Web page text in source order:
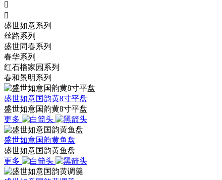


盛世如意系列
丝路系列
盛世同春系列
春华系列
红石榴家园系列
春和景明系列
盛世如意国韵黄8寸平盘
盛世如意国韵黄8寸平盘
更多
盛世如意国韵黄鱼盘
盛世如意国韵黄鱼盘
更多